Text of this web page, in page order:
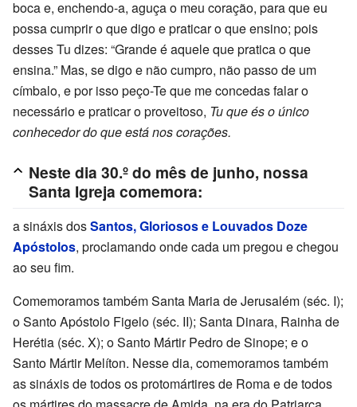
boca e, enchendo-a, aguça o meu coração, para que eu
possa cumprir o que digo e praticar o que ensino; pois
desses Tu dizes: “Grande é aquele que pratica o que
ensina.” Mas, se digo e não cumpro, não passo de um
címbalo, e por isso peço-Te que me concedas falar o
necessário e praticar o proveitoso, Tu que és o único
conhecedor do que está nos corações.
Neste dia 30.º do mês de junho, nossa
Santa Igreja comemora:
a sináxis dosSantos, Gloriosos e Louvados Doze
Apóstolos, proclamando onde cada um pregou e chegou
ao seu fim.
Comemoramos também Santa Maria de Jerusalém (séc. I);
o Santo Apóstolo Figelo (séc. II); Santa Dinara, Rainha de
Herétia (séc. X); o Santo Mártir Pedro de Sinope; e o
Santo Mártir Melíton. Nesse dia, comemoramos também
as sináxis de todos os protomártires de Roma e de todos